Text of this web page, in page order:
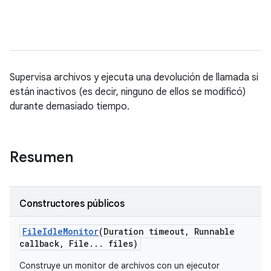
Supervisa archivos y ejecuta una devolución de llamada si
están inactivos (es decir, ninguno de ellos se modificó)
durante demasiado tiempo.
Resumen
Constructores públicos
FileIdleMonitor(Duration timeout,
Runnable
callback, File . . . files)
Construye un monitor de archivos con un ejecutor